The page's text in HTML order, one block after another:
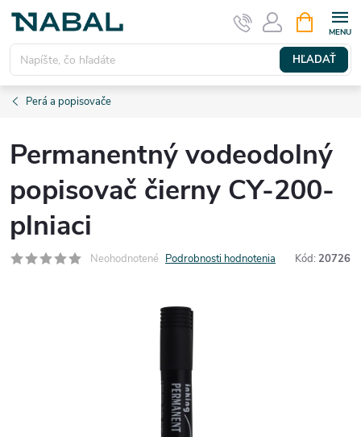
Prejsť
obsah
HĽADAŤ
KOŠÍK
Perá a popisovače
Permanentný vodeodolný
popisovač čierny CY-200-
plniaci
Neohodnotené Podrobnosti hodnotenia Kód: 20726